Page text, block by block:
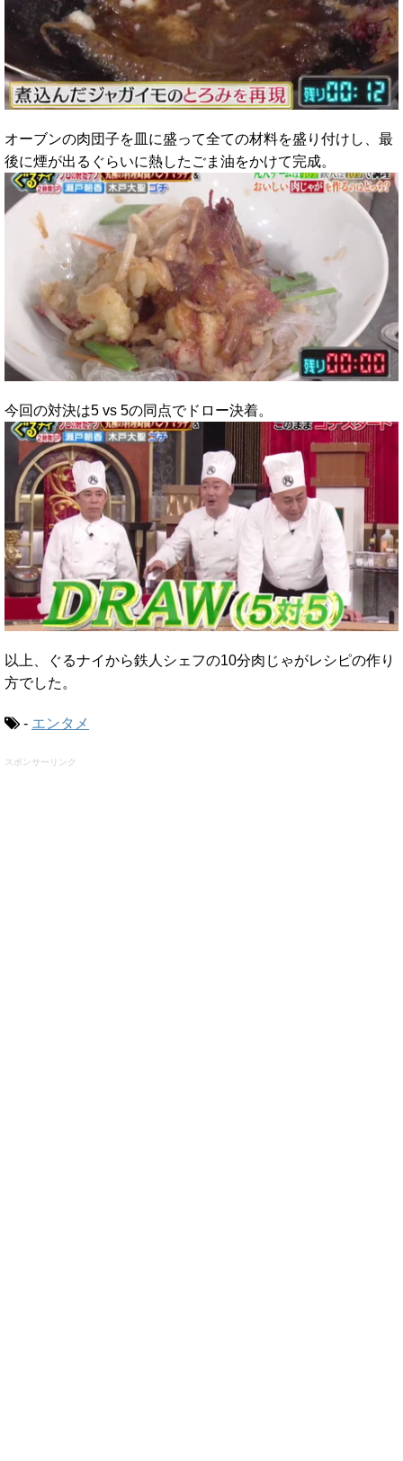
オーブンの肉団子を皿に盛って全ての材料を盛り付けし、最
後に煙が出るぐらいに熱したごま油をかけて完成。
今回の対決は5 vs 5の同点でドロー決着。
以上、ぐるナイから鉄人シェフの10分肉じゃがレシピの作り
方でした。
- エンタメ
スポンサーリンク